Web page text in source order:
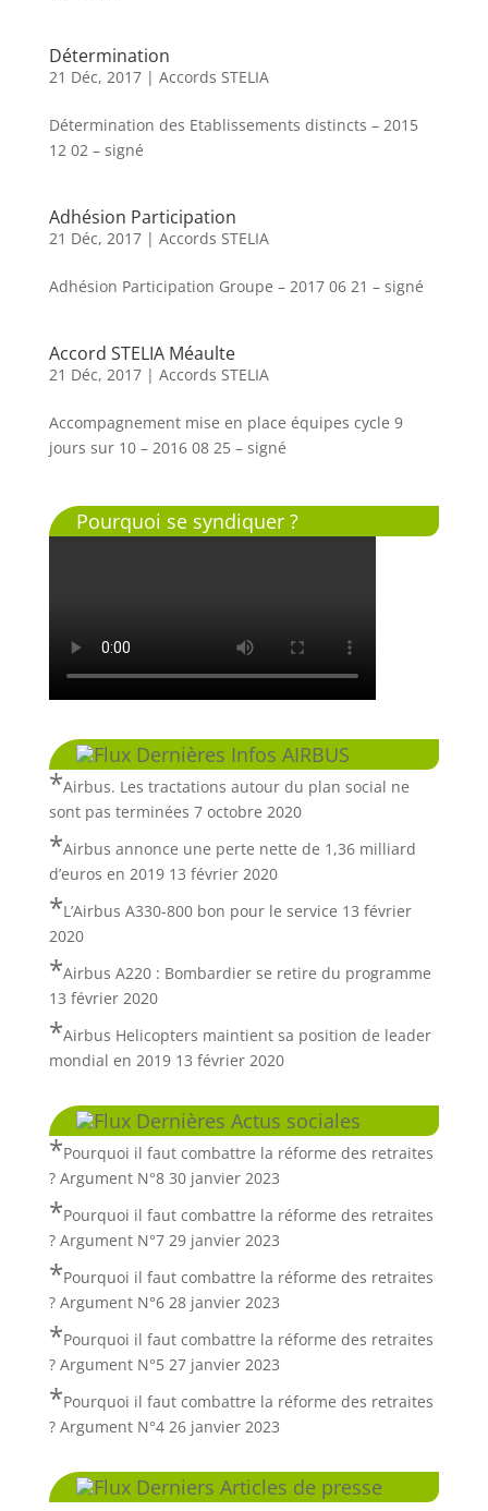
Détermination
21 Déc, 2017| Accords STELIA
Détermination des Etablissements distincts – 2015
12 02 – signé
Adhésion Participation
21 Déc, 2017| Accords STELIA
Adhésion Participation Groupe – 2017 06 21 – signé
Accord STELIA Méaulte
21 Déc, 2017| Accords STELIA
Accompagnement mise en place équipes cycle 9
jours sur 10 – 2016 08 25 – signé
Pourquoi se syndiquer ?
Dernières Infos AIRBUS
Airbus. Les tractations autour du plan social ne
sont pas terminées 7 octobre 2020
Airbus annonce une perte nette de 1,36 milliard
d’euros en 2019 13 février 2020
L’Airbus A330-800 bon pour le service 13 février
2020
Airbus A220 : Bombardier se retire du programme
13 février 2020
Airbus Helicopters maintient sa position de leader
mondial en 2019 13 février 2020
Dernières Actus sociales
Pourquoi il faut combattre la réforme des retraites
? Argument N°8 30 janvier 2023
Pourquoi il faut combattre la réforme des retraites
? Argument N°7 29 janvier 2023
Pourquoi il faut combattre la réforme des retraites
? Argument N°6 28 janvier 2023
Pourquoi il faut combattre la réforme des retraites
? Argument N°5 27 janvier 2023
Pourquoi il faut combattre la réforme des retraites
? Argument N°4 26 janvier 2023
Derniers Articles de presse